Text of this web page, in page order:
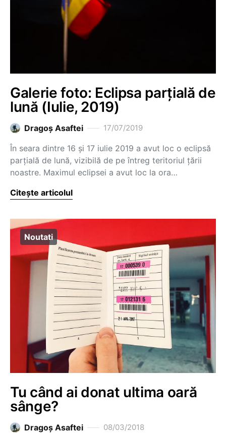
Galerie foto: Eclipsa parțială de
lună (Iulie, 2019)
Dragoş Asaftei 17/07/2019
În seara dintre 16 și 17 iulie 2019 a avut loc o eclipsă
parțială de lună, vizibilă de pe întreg teritoriul țării
noastre. Maximul eclipsei a avut loc la ora…
Citește articolul
Noutati
Tu când ai donat ultima oară
sânge?
Dragoş Asaftei 08/03/2018